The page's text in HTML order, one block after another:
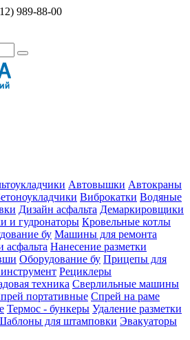
989-88-00
Автовышки Автокраны
Виброкатки Водяные
Дизайн асфальта Демаркировщики
и гудронаторы Кровельные котлы
бу Машины для ремонта
асфальта Нанесение разметки
Оборудование бу Прицепы для
Рециклеры
техника Сверлильные машины
портативные Спрей на раме
Термос - бункеры Удаление разметки
для штамповки Эвакуаторы